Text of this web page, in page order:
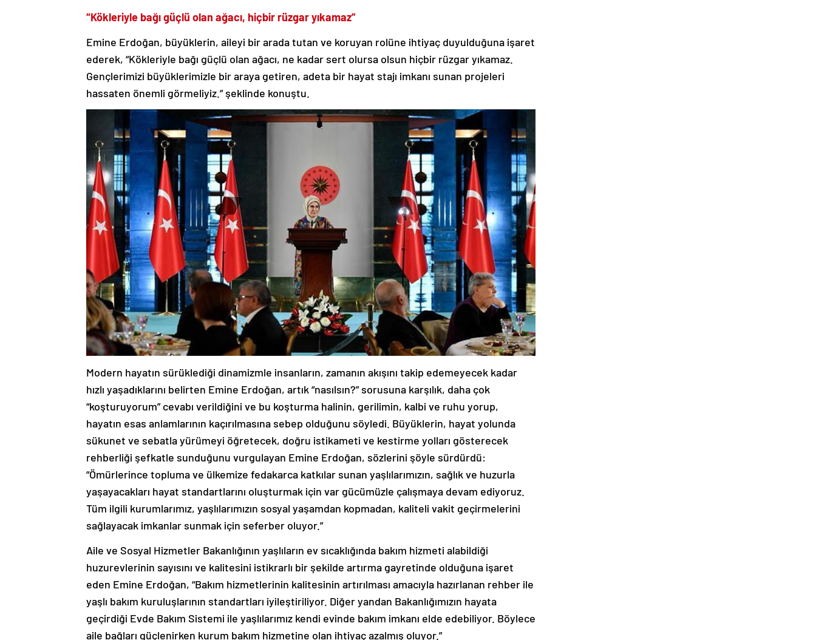
“Kökleriyle bağı güçlü olan ağacı, hiçbir rüzgar yıkamaz”
Emine Erdoğan, büyüklerin, aileyi bir arada tutan ve koruyan rolüne ihtiyaç duyulduğuna işaret
ederek, “Kökleriyle bağı güçlü olan ağacı, ne kadar sert olursa olsun hiçbir rüzgar yıkamaz.
Gençlerimizi büyüklerimizle bir araya getiren, adeta bir hayat stajı imkanı sunan projeleri
hassaten önemli görmeliyiz.” şeklinde konuştu.
Modern hayatın sürüklediği dinamizmle insanların, zamanın akışını takip edemeyecek kadar
hızlı yaşadıklarını belirten Emine Erdoğan, artık “nasılsın?” sorusuna karşılık, daha çok
“koşturuyorum” cevabı verildiğini ve bu koşturma halinin, gerilimin, kalbi ve ruhu yorup,
hayatın esas anlamlarının kaçırılmasına sebep olduğunu söyledi. Büyüklerin, hayat yolunda
sükunet ve sebatla yürümeyi öğretecek, doğru istikameti ve kestirme yolları gösterecek
rehberliği şefkatle sunduğunu vurgulayan Emine Erdoğan, sözlerini şöyle sürdürdü:
“Ömürlerince topluma ve ülkemize fedakarca katkılar sunan yaşlılarımızın, sağlık ve huzurla
yaşayacakları hayat standartlarını oluşturmak için var gücümüzle çalışmaya devam ediyoruz.
Tüm ilgili kurumlarımız, yaşlılarımızın sosyal yaşamdan kopmadan, kaliteli vakit geçirmelerini
sağlayacak imkanlar sunmak için seferber oluyor.”
Aile ve Sosyal Hizmetler Bakanlığının yaşlıların ev sıcaklığında bakım hizmeti alabildiği
huzurevlerinin sayısını ve kalitesini istikrarlı bir şekilde artırma gayretinde olduğuna işaret
eden Emine Erdoğan, “Bakım hizmetlerinin kalitesinin artırılması amacıyla hazırlanan rehber ile
yaşlı bakım kuruluşlarının standartları iyileştiriliyor. Diğer yandan Bakanlığımızın hayata
geçirdiği Evde Bakım Sistemi ile yaşlılarımız kendi evinde bakım imkanı elde edebiliyor. Böylece
aile bağları güçlenirken kurum bakım hizmetine olan ihtiyaç azalmış oluyor.”